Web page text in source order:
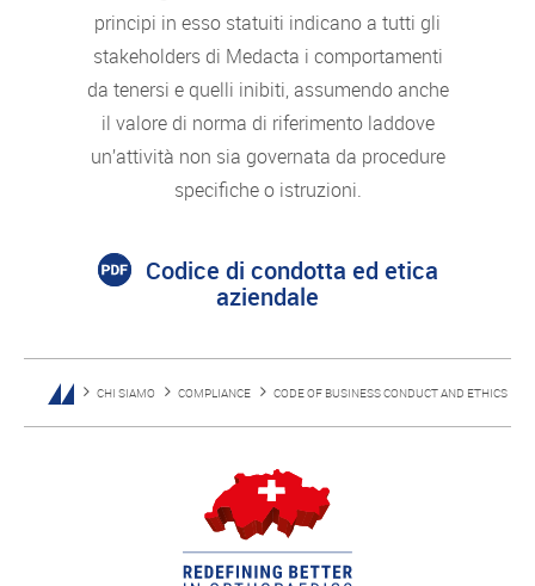
principi in esso statuiti indicano a tutti gli
stakeholders di Medacta i comportamenti
da tenersi e quelli inibiti, assumendo anche
il valore di norma di riferimento laddove
un’attività non sia governata da procedure
specifiche o istruzioni.
Codice di condotta ed etica
aziendale
CHI SIAMO COMPLIANCE CODE OF BUSINESS CONDUCT AND ETHICS